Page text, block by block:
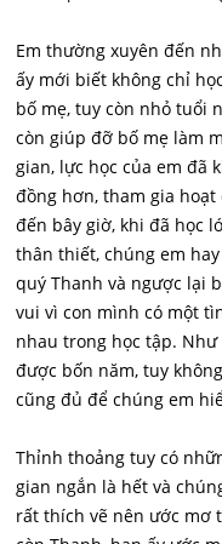
Em thường xuyên đến
ấy mới biết không chỉ
bố mẹ, tuy còn nhỏ tuổi
còn giúp đỡ bố mẹ làm
gian, lực học của em đã
đồng hơn, tham gia
đến bây giờ, khi đã học
thân thiết, chúng em
quý Thanh và ngược lại
vui vì con mình có một
nhau trong học tập.
được bốn năm, tuy
cũng đủ để chúng em
Thỉnh thoảng tuy có
gian ngắn là hết và
rất thích vẽ nên ước mơ